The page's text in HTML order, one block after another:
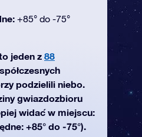
+85° do -75°
jeden z 88
podzielili niebo.
gwiazdozbioru
widać w miejscu:
+85° do -75°).